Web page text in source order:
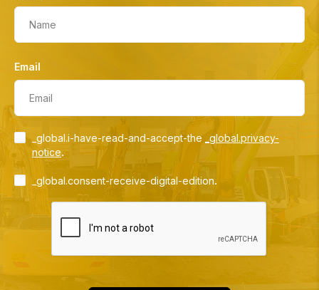
Name
Email
Email
_global.i-have-read-and-accept-the _global.privacy-
notice.
_global.consent-receive-digital-edition.